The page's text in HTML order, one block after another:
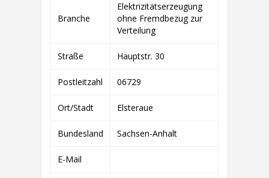
SÜD
ZWÖLF
GMBH
&
KG
Branche
Elektrizitätserzeugung
ohne Fremdbezug zur
Verteilung
Straße Hauptstr. 30
Postleitzahl 06729
Ort/Stadt Elsteraue
Bundesland Sachsen-Anhalt
E-Mail